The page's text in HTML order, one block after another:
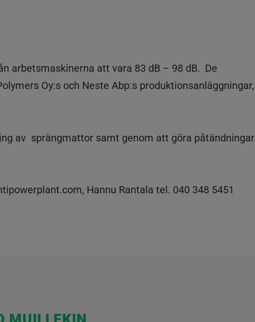
arbetsmaskinerna att vara 83 dB – 98 dB. De
Oy:s och Neste Abp:s produktionsanläggningar,
av sprängmattor samt genom att göra påtändningar
Hannu Rantala tel. 040 348 5451